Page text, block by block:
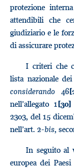
protezione
attendibili che
giudiziario e le
di assicurare
I criteri che
lista nazionale
considerando 46
nell’allegato 1[30]
2303, del 15
nell’art. 2-bis,
In seguito al
europea dei